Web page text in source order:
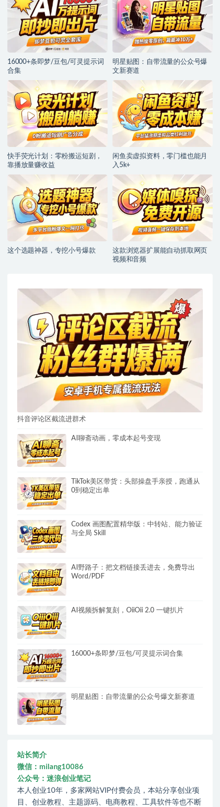
16000+条即梦/豆包/可灵提示词
合集
明星贴图：自带流量的公众号爆
文新赛道
快手荧光计划：零粉搬运短剧，
靠播放量赚收益
闲鱼卖虚拟资料，零门槛也能月
入5k+
这个选题神器，专挖小号爆款
这款浏览器扩展能自动抓取网页
视频和音频
抖音评论区截流进群术
AI聊斋动画，零成本起号变现
TikTok美区带货：头部操盘手亲授，跑通从
0到稳定出单
Codex 画图配置精华版：中转站、能力验证
与全局 Skill
AI野路子：把文档链接丢进去，免费导出
Word/PDF
AI视频拆解复刻，OiiOii 2.0 一键扒片
16000+条即梦/豆包/可灵提示词合集
明星贴图：自带流量的公众号爆文新赛道
站长简介
微信：milang10086
公众号：迷浪创业笔记
本人创业10年，多家网站VIP付费会员，本站分享创业项
目、创业教程、主题源码、电商教程、工具软件等也不断